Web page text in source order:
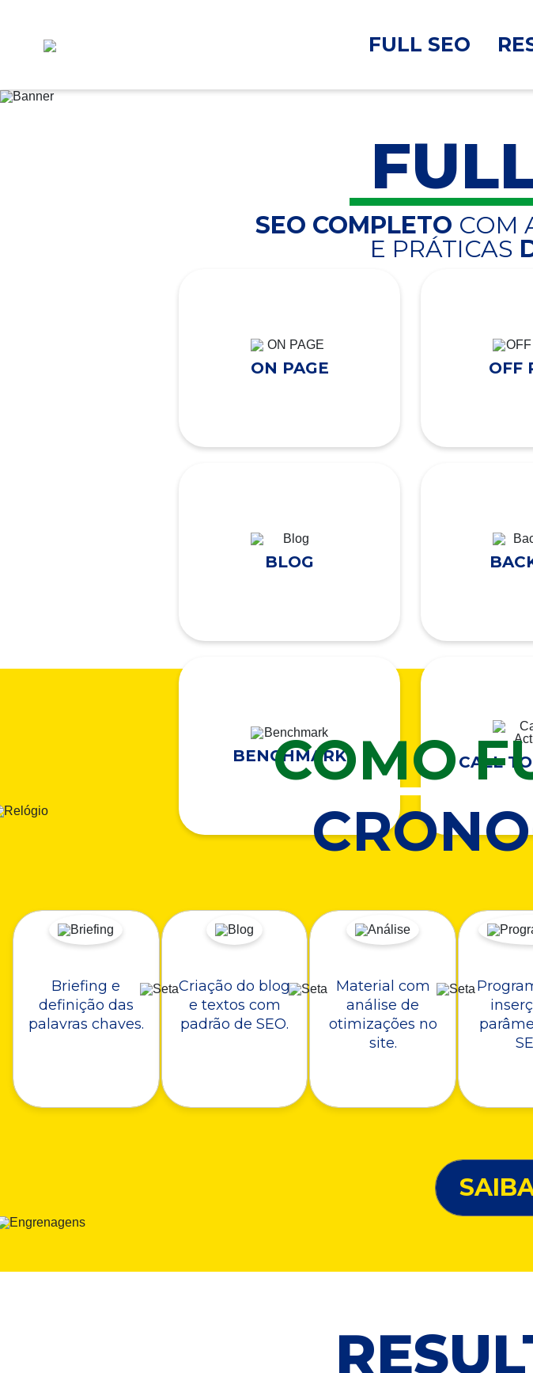
FULL SEO
SEO COMPLETO COM
E PRÁTICAS
ON PAGE OFF
BLOG
BENCHMARK CALL
COMO
Briefing e
definição das
palavras chaves.
Criação do blog
e textos com
padrão de SEO.
Material com
análise de
otimizações no
site.